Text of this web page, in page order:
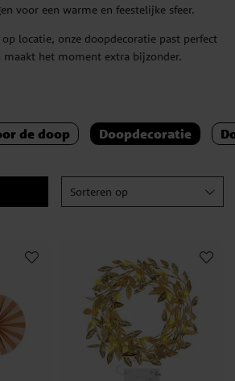
voor een warme en feestelijke sfeer.
locatie, onze doopdecoratie past perfect
het moment extra bijzonder.
de doop Doopdecoratie
Sorteren op